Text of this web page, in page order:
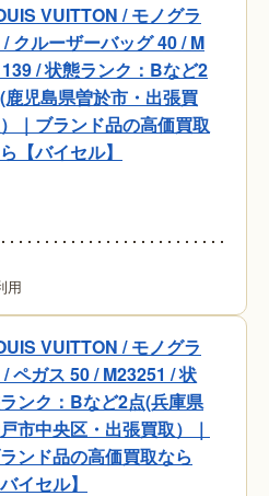
VUITTON / モノグラ
/ クルーザーバッグ 40 / M
/ 状態ランク：Bなど2
鹿児島県曽於市・出張買
｜ブランド品の高価買取
【バイセル】
用
VUITTON / モノグラ
/ ペガス 50 / M23251 / 状
ンク：Bなど2点(兵庫県
市中央区・出張買取）｜
ンド品の高価買取なら
バイセル】